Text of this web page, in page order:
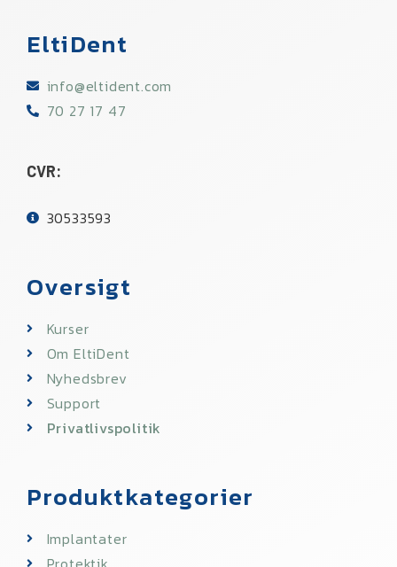
EltiDent
info@eltident.com​
70 27 17 47
CVR:
30533593​
Oversigt
Kurser
Om EltiDent
Nyhedsbrev
Support
Privatlivspolitik
Produktkategorier
Implantater